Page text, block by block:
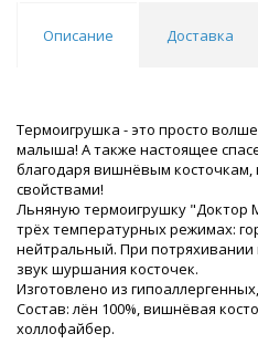
Описание Доставка
Термоигрушка - это просто
малыша! А также настоящее
благодаря вишнёвым
свойствами!
Льняную термоигрушку "Доктор
трёх температурных режимах:
нейтральный. При
звук шуршания косточек.
Изготовлено из
Состав: лён 100%, вишнёвая
холлофайбер.